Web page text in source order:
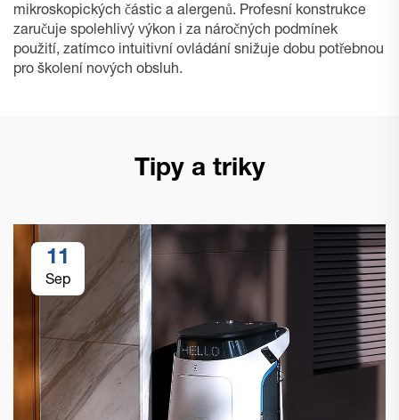
mikroskopických částic a alergenů. Profesní konstrukce
zaručuje spolehlivý výkon i za náročných podmínek
použití, zatímco intuitivní ovládání snižuje dobu potřebnou
pro školení nových obsluh.
Tipy a triky
11
Sep